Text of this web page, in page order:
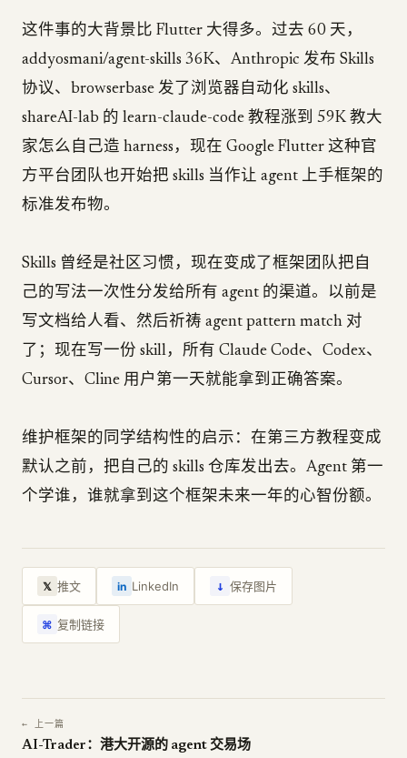
这件事的大背景比 Flutter 大得多。过去 60 天，
addyosmani/agent-skills 36K、Anthropic 发布 Skills
协议、browserbase 发了浏览器自动化 skills、
shareAI-lab 的 learn-claude-code 教程涨到 59K 教大
家怎么自己造 harness，现在 Google Flutter 这种官
方平台团队也开始把 skills 当作让 agent 上手框架的
标准发布物。
Skills 曾经是社区习惯，现在变成了框架团队把自
己的写法一次性分发给所有 agent 的渠道。以前是
写文档给人看、然后祈祷 agent pattern match 对
了；现在写一份 skill，所有 Claude Code、Codex、
Cursor、Cline 用户第一天就能拿到正确答案。
维护框架的同学结构性的启示：在第三方教程变成
默认之前，把自己的 skills 仓库发出去。Agent 第一
个学谁，谁就拿到这个框架未来一年的心智份额。
𝕏 推文 in LinkedIn ↓ 保存图片
⌘ 复制链接
← 上一篇
AI-Trader：港大开源的 agent 交易场